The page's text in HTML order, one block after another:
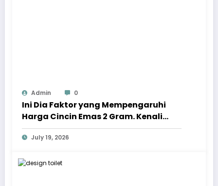
Admin 0
Ini Dia Faktor yang Mempengaruhi
Harga Cincin Emas 2 Gram. Kenali
Sebelum Membelinya!
July 19, 2026